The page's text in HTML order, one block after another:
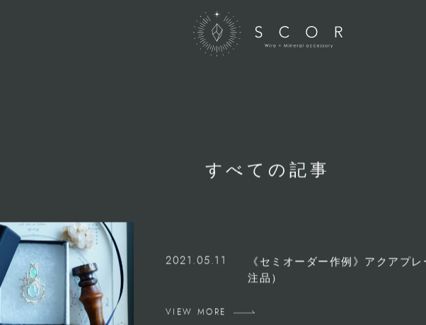
すべての記事
2021.05.11
《セミオーダー作例》アクアプ
注品）
VIEW MORE